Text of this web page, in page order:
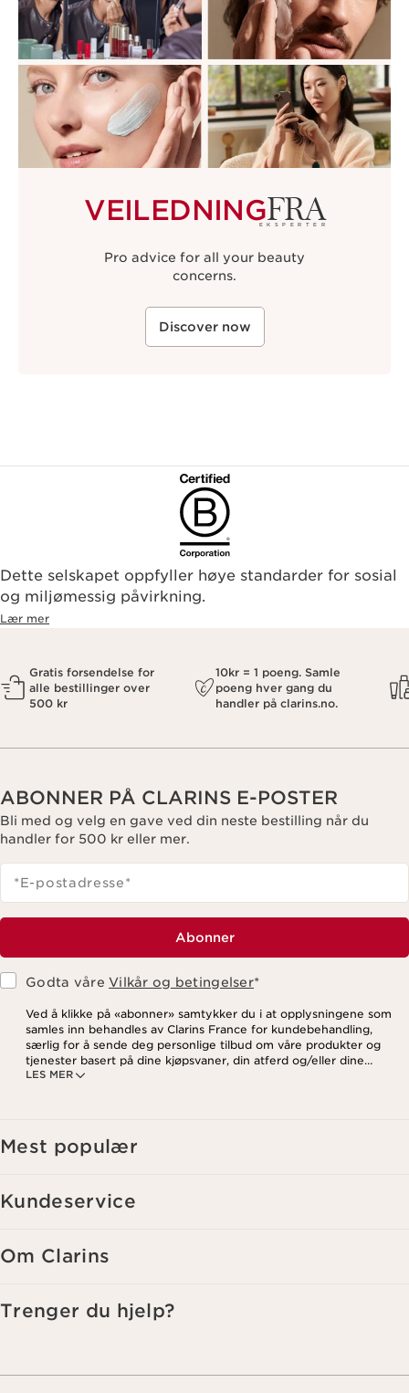
VEILEDNINGFRA
EKSPERTER
Pro advice for all your beauty
concerns.
Discover now
Dette selskapet oppfyller høye standarder for sosial
og miljømessig påvirkning.
Lær mer
Gratis forsendelse for
alle bestillinger over
500 kr
10kr = 1 poeng. Samle
poeng hver gang du
handler på clarins.no.
ABONNER PÅ CLARINS E-POSTER
Bli med og velg en gave ved din neste bestilling når du
handler for 500 kr eller mer.
*E-postadresse*
Abonner
Godta våreVilkår og betingelser*
LES MER
Ved å klikke på «abonner» samtykker du i at opplysningene som
samles inn behandles av Clarins France for kundebehandling,
særlig for å sende deg personlige tilbud om våre produkter og
tjenester basert på dine kjøpsvaner, din atferd og/eller dine
interesser, inkludert visning på sosiale medier og
hvordan vi behandler dine data og dine rettigheter, vennligst se
vår personvernerklæring
Mest populær
Kundeservice
Om Clarins
Trenger du hjelp?